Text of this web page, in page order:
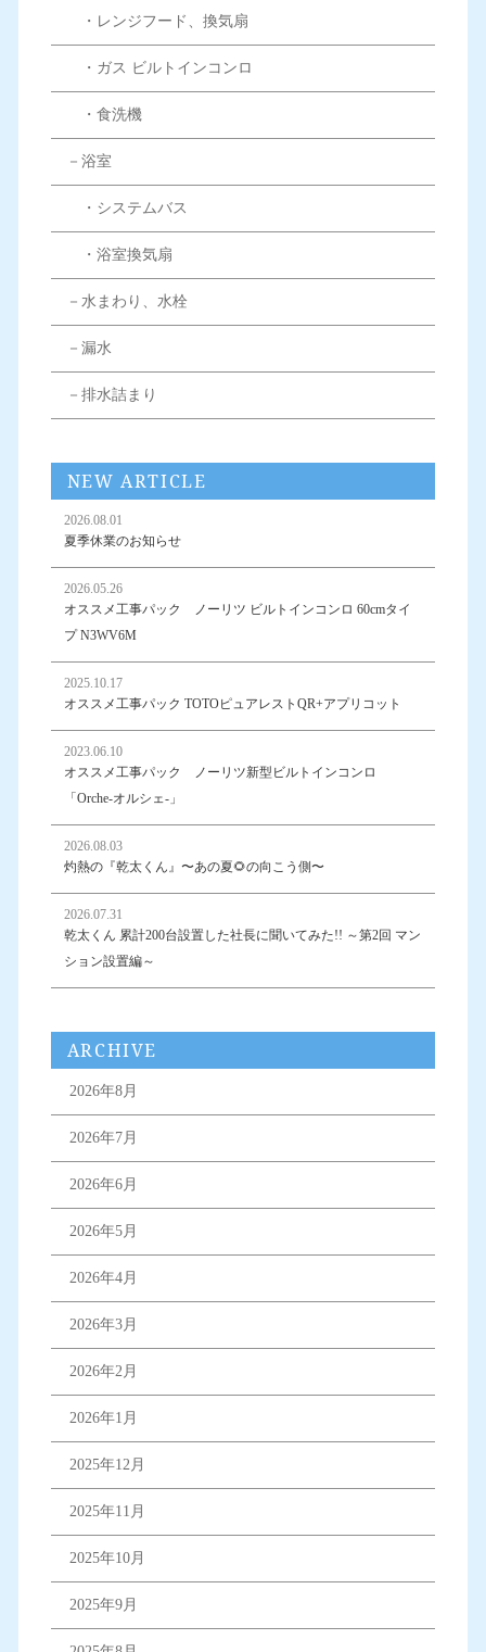
・レンジフード、換気扇
・ガス ビルトインコンロ
・食洗機
－浴室
・システムバス
・浴室換気扇
－水まわり、水栓
－漏水
－排水詰まり
NEW ARTICLE
2026.08.01
夏季休業のお知らせ
2026.05.26
オススメ工事パック ノーリツ ビルトインコンロ 60cmタイ
プ N3WV6M
2025.10.17
オススメ工事パック TOTOピュアレストQR+アプリコット
2023.06.10
オススメ工事パック ノーリツ新型ビルトインコンロ
「Orche-オルシェ-」
2026.08.03
灼熱の『乾太くん』〜あの夏🌻の向こう側〜
2026.07.31
乾太くん 累計200台設置した社長に聞いてみた!! ～第2回 マン
ション設置編～
ARCHIVE
2026年8月
2026年7月
2026年6月
2026年5月
2026年4月
2026年3月
2026年2月
2026年1月
2025年12月
2025年11月
2025年10月
2025年9月